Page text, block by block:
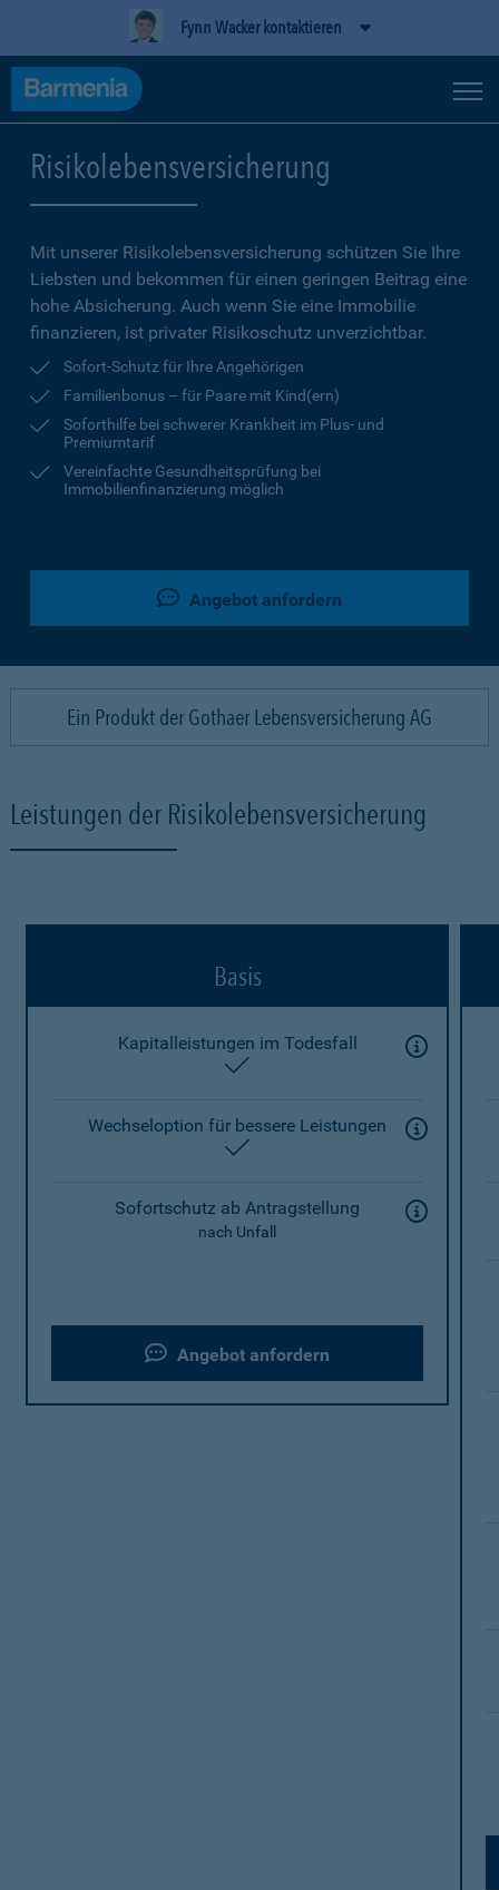
Fynn Wacker kontaktieren
Risikolebensversicherung
Mit unserer Risikolebensversicherung schützen Sie Ihre
Liebsten und bekommen für einen geringen Beitrag eine
hohe Ab­sicherung. Auch wenn Sie eine Immobilie
finanzieren, ist privater Risikoschutz unverzichtbar.
Sofort-Schutz für Ihre Angehörigen
Familienbonus – für Paare mit Kind(ern)
Soforthilfe bei schwerer Krankheit im Plus- und
Premiumtarif
Vereinfachte Gesundheitsprüfung bei
Immobilienfinanzierung möglich
Angebot anfordern
Ein Produkt der Gothaer Lebensversicherung AG
Leistungen der Risikolebensversicherung
Basis
Kapitalleistungen im Todesfall
Wechseloption für bessere Leistungen
Sofortschutz ab Antragstellung
nach Unfall
Angebot anfordern